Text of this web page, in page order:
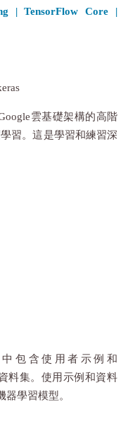
| TensorFlow Core |
雲基礎架構的高階
習。這是學習和練習深
包含使用者示例和
料集。使用示例和資料
學習模型。